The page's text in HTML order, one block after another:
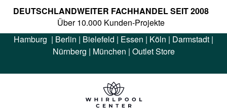
DEUTSCHLANDWEITER FACHHANDEL SEIT 2008
Über 10.000 Kunden-Projekte
Hamburg | Berlin | Bielefeld | Essen | Köln | Darmstadt |
Nürnberg | München | Outlet Store